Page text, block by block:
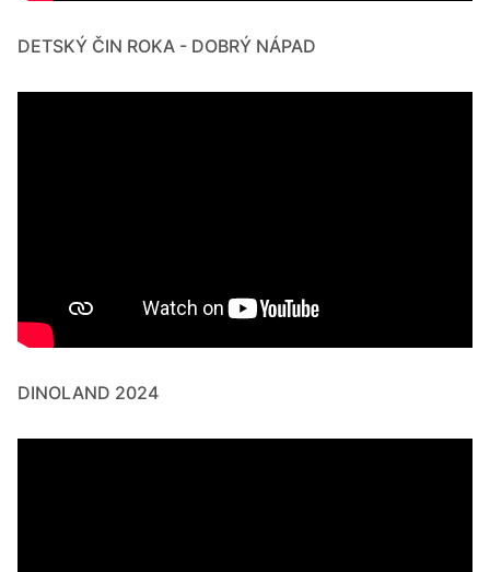
DETSKÝ ČIN ROKA - DOBRÝ NÁPAD
DINOLAND 2024